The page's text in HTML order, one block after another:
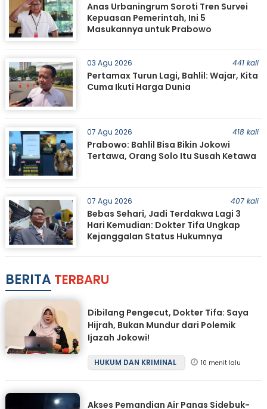
Anas Urbaningrum Soroti Tren Survei
Kepuasan Pemerintah, Ini 5
Masukannya untuk Prabowo
03 Agu 2026 441 kali
Pertamax Turun Lagi, Bahlil: Wajar, Kita
Cuma Ikuti Harga Dunia
07 Agu 2026 418 kali
Prabowo: Bahlil Bisa Bikin Jokowi
Tertawa, Orang Solo Itu Susah Ketawa
07 Agu 2026 407 kali
Bebas Sehari, Jadi Terdakwa Lagi 3
Hari Kemudian: Dokter Tifa Ungkap
Kejanggalan Status Hukumnya
BERITA TERBARU
Dibilang Pengecut, Dokter Tifa: Saya
Hijrah, Bukan Mundur dari Polemik
Ijazah Jokowi!
HUKUM DAN KRIMINAL 10 menit lalu
Akses Pemandian Air Panas Sidebuk-